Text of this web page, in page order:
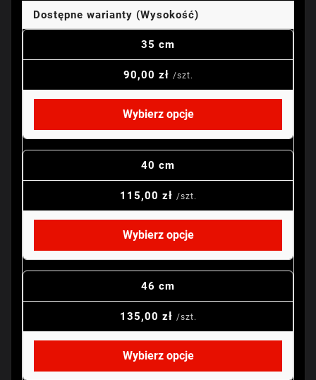
Dostępne warianty (Wysokość)
35 cm
90,00 zł /szt.
Wybierz opcje
40 cm
115,00 zł /szt.
Wybierz opcje
46 cm
135,00 zł /szt.
Wybierz opcje